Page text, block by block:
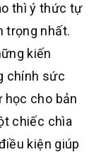
thì ý thức tự
trọng nhất.
kiến
chính sức
học cho bản
chiếc chìa
kiện giúp